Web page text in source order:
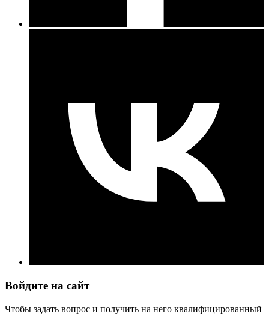
Войдите на сайт
Чтобы задать вопрос и получить на него квалифицированный